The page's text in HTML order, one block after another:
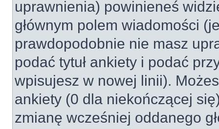
uprawnienia) powinieneś
głównym polem wiadomości
prawdopodobnie nie masz
podać tytuł ankiety i podać
wpisujesz w nowej linii).
ankiety (0 dla niekończącej
zmianę wcześniej oddanego